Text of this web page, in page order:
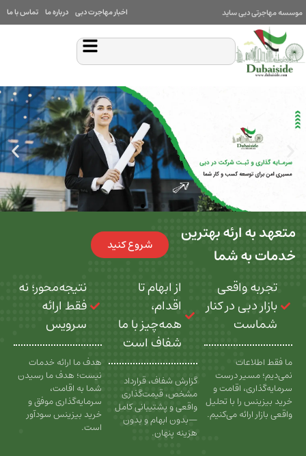
ساید درباره ما تماس با ما
بهترین
شما
شروع کنید
واقعی
در کنار
درست
اقامت و
با تحلیل
می‌کنیم.
از ابهام تا
اقدام،
همه‌چیز با ما
شفاف است
گزارش شفاف، قرارداد
مشخص، قیمت‌گذاری
واقعی و پشتیبانی کامل
—بدون ابهام و بدون
نتیجه‌محور؛ نه
فقط ارائه
سرویس
هدف ما ارائه خدمات
نیست؛ هدف ما رسیدن
شما به اقامت،
سرمایه‌گذاری موفق و
خرید بیزینس سودآور
است.